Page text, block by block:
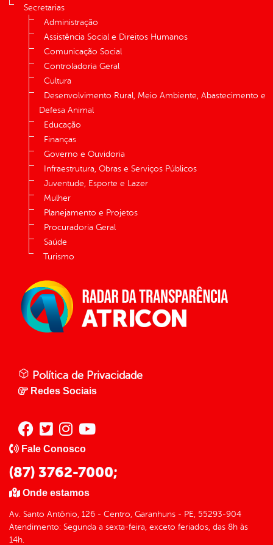
Secretarias
Administração
Assistência Social e Direitos Humanos
Comunicação Social
Controladoria Geral
Cultura
Desenvolvimento Rural, Meio Ambiente, Abastecimento e
Defesa Animal
Educação
Finanças
Governo e Ouvidoria
Infraestrutura, Obras e Serviços Públicos
Juventude, Esporte e Lazer
Mulher
Planejamento e Projetos
Procuradoria Geral
Saúde
Turismo
Política de Privacidade
Redes Sociais
Fale Conosco
(87) 3762-7000;
Onde estamos
Av. Santo Antônio, 126 - Centro, Garanhuns - PE, 55293-904
Atendimento: Segunda a sexta-feira, exceto feriados, das 8h às
14h.